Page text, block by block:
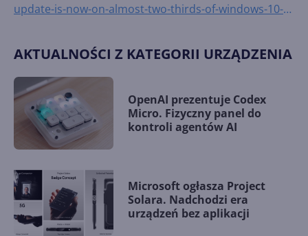
update-is-now-on-almost-two-thirds-of-windows-10-
AKTUALNOŚCI Z KATEGORII URZĄDZENIA
OpenAI prezentuje Codex
Micro. Fizyczny panel do
kontroli agentów AI
Microsoft ogłasza Project
Solara. Nadchodzi era
urządzeń bez aplikacji